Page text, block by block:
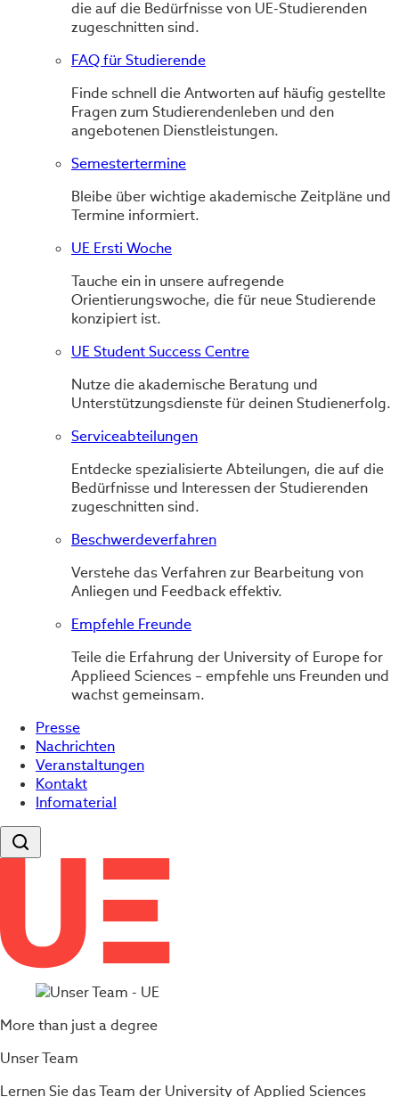
die auf die Bedürfnisse von UE-Studierenden
zugeschnitten sind.
FAQ für Studierende
Finde schnell die Antworten auf häufig gestellte
Fragen zum Studierendenleben und den
angebotenen Dienstleistungen.
Semestertermine
Bleibe über wichtige akademische Zeitpläne und
Termine informiert.
UE Ersti Woche
Tauche ein in unsere aufregende
Orientierungswoche, die für neue Studierende
konzipiert ist.
UE Student Success Centre
Nutze die akademische Beratung und
Unterstützungsdienste für deinen Studienerfolg.
Serviceabteilungen
Entdecke spezialisierte Abteilungen, die auf die
Bedürfnisse und Interessen der Studierenden
zugeschnitten sind.
Beschwerdeverfahren
Verstehe das Verfahren zur Bearbeitung von
Anliegen und Feedback effektiv.
Empfehle Freunde
Teile die Erfahrung der University of Europe for
Applieed Sciences – empfehle uns Freunden und
wachst gemeinsam.
Presse
Nachrichten
Veranstaltungen
Kontakt
Infomaterial
More than just a degree
Unser Team
Lernen Sie das Team der University of Applied Sciences